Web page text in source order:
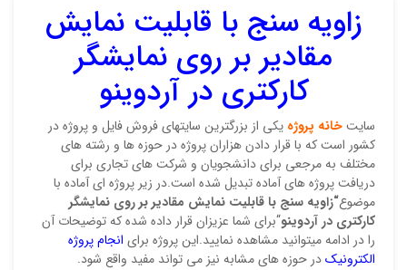
زاویه سنج با قابلیت نمایش
مقادیر بر روی نمایشگر
کارکتری در آردوینو
سایتخانه پروژه یکی از بزرگترین سایتهای فروش فایل و پروژه در
کشور است که با قرار دادن هزاران پروژه در حوزه ها و رشته های
مختلف به مرجعی برای دانشجویان و شرکت های تجاری برای
دریافت پروژه های آماده تبدیل شده است.در زیر پروژه ای آماده با
موضوع“زاویه سنج با قابلیت نمایش مقادیر بر روی نمایشگر
کارکتری در آردوینو“برای شما عزیزان قرار داده شده که توضیحات آن
را در ادامه میتوانید مشاهده نمایید.این پروژه برای انجام پروژه
الکترونیکدر حوزه های مشابه نیز می تواند مفید واقع شود.